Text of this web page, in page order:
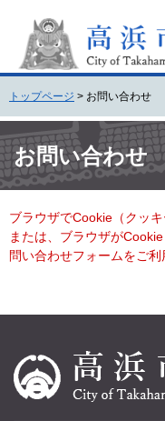
頭
で
す
。
飛
ば
し
て
本
へ
トップページ > お問い合わせ
文 お問い合わせ
ブラウザでCookie（クッ
または、ブラウザが
問い合わせフォームをご利